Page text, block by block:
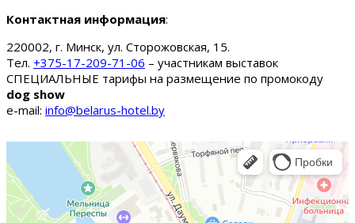
Контактная информация:
220002, г. Минск, ул. Сторожовская, 15.
Тел. +375-17-209-71-06 – участникам выставок
СПЕЦИАЛЬНЫЕ тарифы на размещение по промокоду
dog show
e-mail: info@belarus-hotel.by